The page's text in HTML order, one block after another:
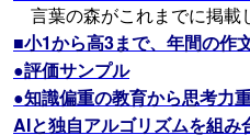
言葉の森がこれまでに掲載
■小1から高3まで、年間の作
●評価サンプル
●知識偏重の教育から思考力
AIと独自アルゴリズムを組み